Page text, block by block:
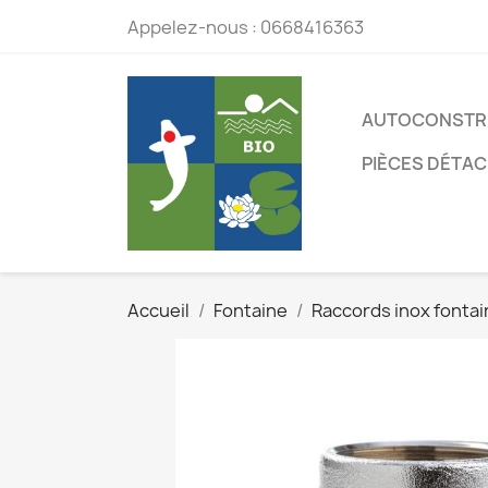
Appelez-nous : 0668416363
PIÈCES
Accueil Fontaine Raccords inox